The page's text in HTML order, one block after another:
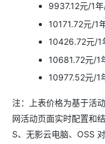
9937.12元/1
10171.72元/1
10426.72元/1
10681.72元/1
10977.52元/1
注：上表价格为基于活
网活动页面实时配置和
S、无影云电脑、OSS